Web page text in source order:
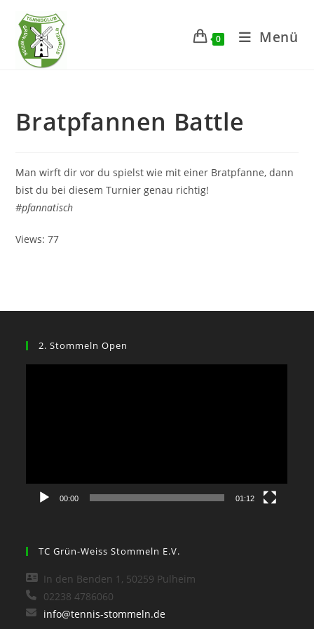
Inhalt
springen
0 Menü
Bratpfannen Battle
Man wirft dir vor du spielst wie mit einer Bratpfanne, dann
bist du bei diesem Turnier genau richtig!
#pfannatisch
Views: 77
2. Stommeln Open
00:00 01:12
TC Grün-Weiss Stommeln E.V.
In den Benden 1, 50259 Pulheim
02238 4786060
info@tennis-stommeln.de